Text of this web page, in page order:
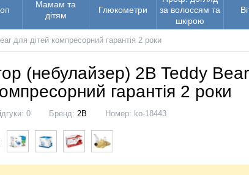
Мамам та
дітям
Глюкометри
за волоссям та
шкірою
для дітей компресорний гарантія 2 роки
(небулайзер) 2B Teddy
гарантія 2 роки
0 Бренд: 2B Номер: ko-18443